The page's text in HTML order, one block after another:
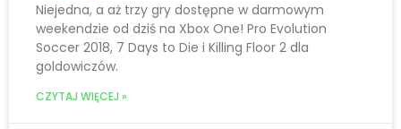
Niejedna, a aż trzy gry dostępne w darmowym
weekendzie od dziś na Xbox One! Pro Evolution
Soccer 2018, 7 Days to Die i Killing Floor 2 dla
goldowiczów.
CZYTAJ WIĘCEJ »